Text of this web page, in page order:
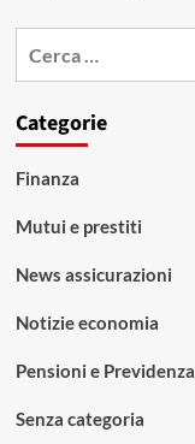
Categorie
Finanza
Mutui e prestiti
News assicurazioni
Notizie economia
Pensioni e Previdenza
Senza categoria